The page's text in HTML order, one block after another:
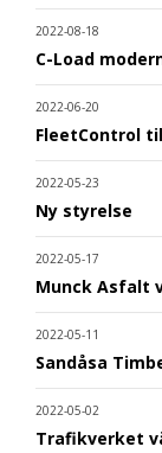
2022-08-18
C-Load
2022-06-20
FleetControl
2022-05-23
Ny styrelse
2022-05-17
Munck Asfalt
2022-05-11
Sandåsa
2022-05-02
Trafikverket